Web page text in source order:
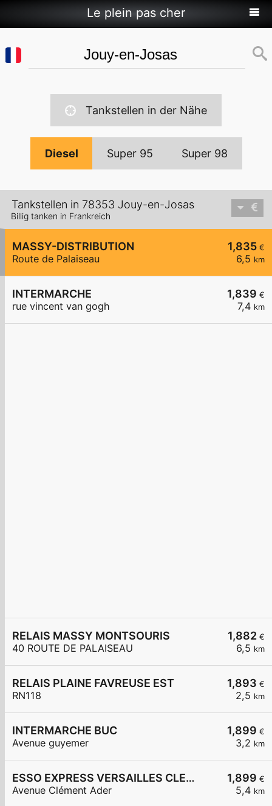
Le plein pas cher
Tankstellen in der Nähe
Diesel Super 95 Super 98
Tankstellen in 78353 Jouy-en-Josas
Billig tanken in Frankreich
1,835 €
6,5 km
MASSY-DISTRIBUTION
Route de Palaiseau
1,839 €
7,4 km
INTERMARCHE
rue vincent van gogh
1,882 €
6,5 km
RELAIS MASSY MONTSOURIS
40 ROUTE DE PALAISEAU
1,893 €
2,5 km
RELAIS PLAINE FAVREUSE EST
RN118
1,899 €
3,2 km
INTERMARCHE BUC
Avenue guyemer
1,899 €
5,4 km
ESSO EXPRESS VERSAILLES CLEMENT ADER
Avenue Clément Ader